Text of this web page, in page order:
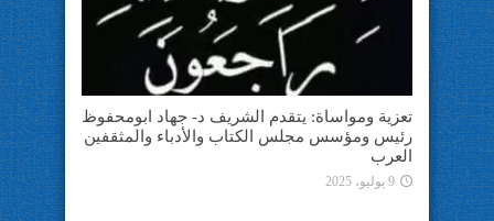
تعزية ومواساة: يتقدم الشريف د- جهاد ابومحفوظ
رئيس ومؤسس مجلس الكتاب والأدباء والمثقفين
العرب
9 يوليو، 2025